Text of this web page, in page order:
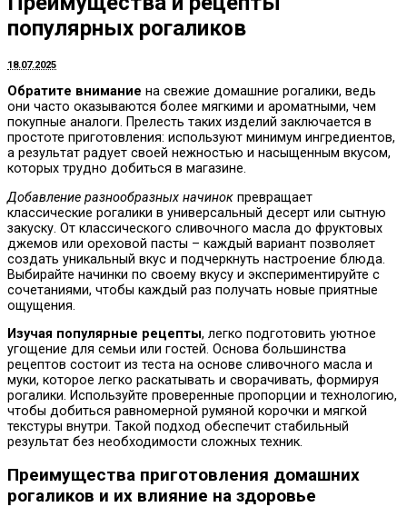
популярных рогаликов
18.07.2025
Обратите внимание на свежие домашние рогалики, ведь
они часто оказываются более мягкими и ароматными, чем
покупные аналоги. Прелесть таких изделий заключается в
простоте приготовления: используют минимум ингредиентов,
а результат радует своей нежностью и насыщенным вкусом,
которых трудно добиться в магазине.
Добавление разнообразных начинок превращает
классические рогалики в универсальный десерт или сытную
закуску. От классического сливочного масла до фруктовых
джемов или ореховой пасты – каждый вариант позволяет
создать уникальный вкус и подчеркнуть настроение блюда.
Выбирайте начинки по своему вкусу и экспериментируйте с
сочетаниями, чтобы каждый раз получать новые приятные
ощущения.
Изучая популярные рецепты, легко подготовить уютное
угощение для семьи или гостей. Основа большинства
рецептов состоит из теста на основе сливочного масла и
муки, которое легко раскатывать и сворачивать, формируя
рогалики. Используйте проверенные пропорции и технологию,
чтобы добиться равномерной румяной корочки и мягкой
текстуры внутри. Такой подход обеспечит стабильный
результат без необходимости сложных техник.
Преимущества приготовления домашних
рогаликов и их влияние на здоровье